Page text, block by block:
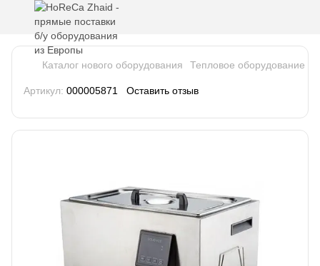
Каталог нового оборудования Тепловое оборудование
Артикул: 000005871 Оставить отзыв